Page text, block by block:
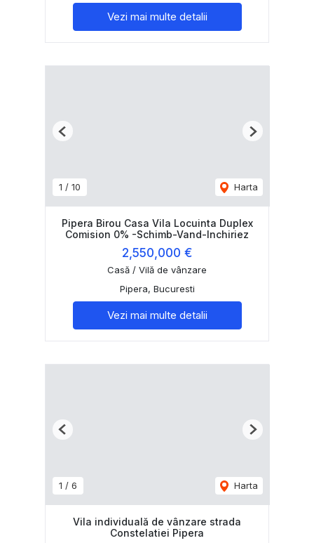
Vezi mai multe detalii
1 / 10 Harta
Previous Next
Pipera Birou Casa Vila Locuinta Duplex
Comision 0% -Schimb-Vand-Inchiriez
2,550,000 €
Casă / Vilă de vânzare
Pipera, Bucuresti
Vezi mai multe detalii
1 / 6 Harta
Previous Next
Vila individuală de vânzare strada
Constelatiei Pipera